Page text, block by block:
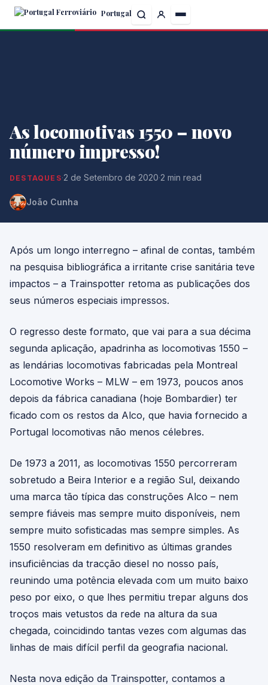
Skip
Portugal
As locomotivas 1550 – novo
número impresso!
DESTAQUES·2 de Setembro de 2020·2 min read
João Cunha
Após um longo interregno – afinal de contas, também
na pesquisa bibliográfica a irritante crise sanitária teve
impactos – a Trainspotter retoma as publicações dos
seus números especiais impressos.
O regresso deste formato, que vai para a sua décima
segunda aplicação, apadrinha as locomotivas 1550 –
as lendárias locomotivas fabricadas pela Montreal
Locomotive Works – MLW – em 1973, poucos anos
depois da fábrica canadiana (hoje Bombardier) ter
ficado com os restos da Alco, que havia fornecido a
Portugal locomotivas não menos célebres.
De 1973 a 2011, as locomotivas 1550 percorreram
sobretudo a Beira Interior e a região Sul, deixando
uma marca tão típica das construções Alco – nem
sempre fiáveis mas sempre muito disponíveis, nem
sempre muito sofisticadas mas sempre simples. As
1550 resolveram em definitivo as últimas grandes
insuficiências da tracção diesel no nosso país,
reunindo uma potência elevada com um muito baixo
peso por eixo, o que lhes permitiu trepar alguns dos
troços mais vetustos da rede na altura da sua
chegada, coincidindo tantas vezes com algumas das
linhas de mais difícil perfil da geografia nacional.
Nesta nova edição da Trainspotter, contamos a